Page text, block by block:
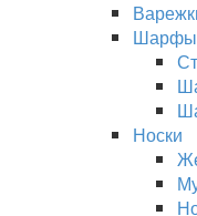
Шарфы
Носки